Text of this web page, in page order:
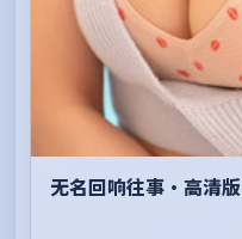
无名回响往事·高清版